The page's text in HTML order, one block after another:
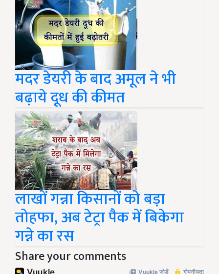
मदर डेयरी के बाद अमूल ने भी
बढ़ाये दूध की कीमत
लाखों गन्ना किसानों को बड़ा
तोहफा, अब टेट्रा पैक में बिकेगा
गन्ने का रस
Share your comments